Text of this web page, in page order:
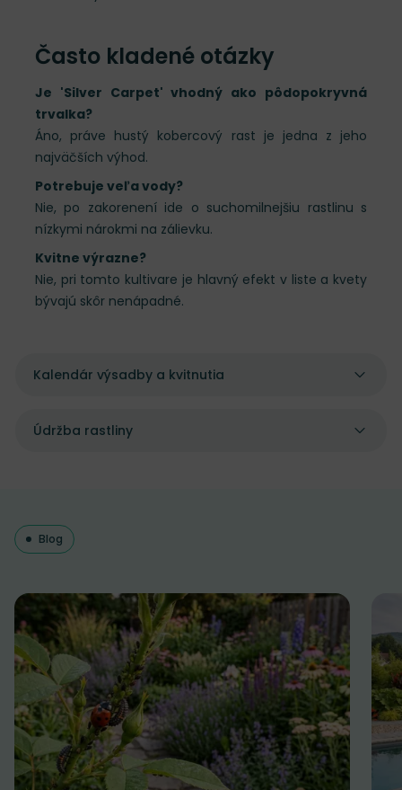
Často kladené otázky
Je 'Silver Carpet' vhodný ako pôdopokryvná
trvalka?
Áno, práve hustý kobercový rast je jedna z jeho
najväčších výhod.
Potrebuje veľa vody?
Nie, po zakorenení ide o suchomilnejšiu rastlinu s
nízkymi nárokmi na zálievku.
Kvitne výrazne?
Nie, pri tomto kultivare je hlavný efekt v liste a kvety
bývajú skôr nenápadné.
Kalendár výsadby a kvitnutia
Údržba rastliny
Blog